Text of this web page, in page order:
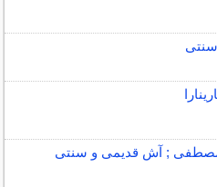
; آش قدیمی و سنتی